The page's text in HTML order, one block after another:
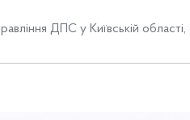
ДПС у Київській області,